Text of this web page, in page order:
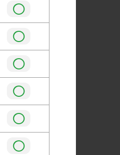
◯
◯
◯
◯
◯
◯